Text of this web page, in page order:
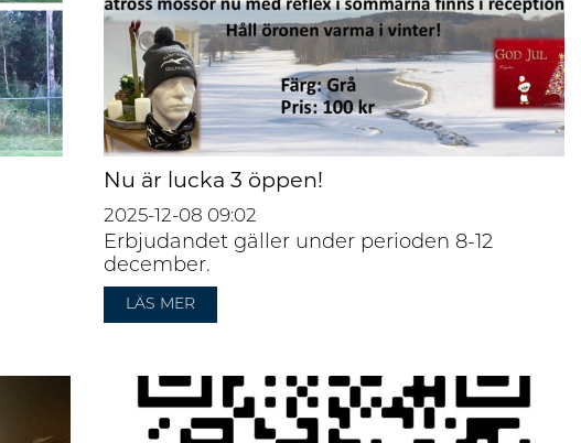
Nu är lucka 3 öppen!
2025-12-08 09:02
Erbjudandet gäller under perioden 8-12
december.
LÄS MER